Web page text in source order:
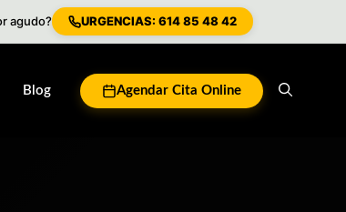
agudo? URGENCIAS: 614 85 48 42
Blog Agendar Cita Online